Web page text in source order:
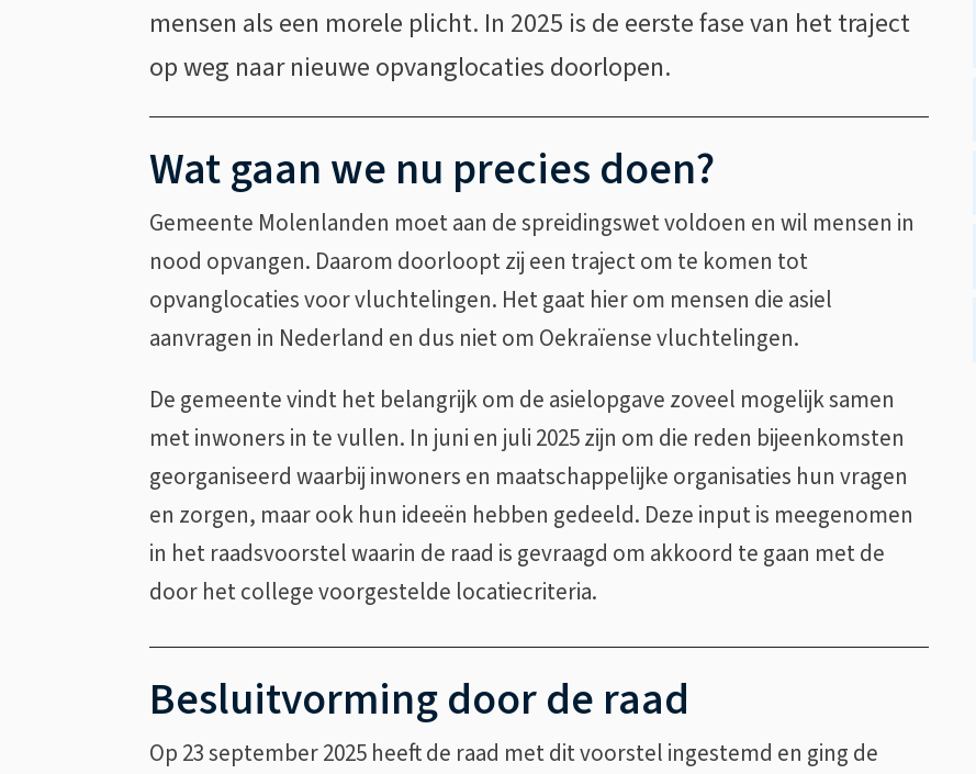
mensen als een morele plicht. In 2025 is de eerste fase van het traject
op weg naar nieuwe opvanglocaties doorlopen.
Wat gaan we nu precies doen?
Gemeente Molenlanden moet aan de spreidingswet voldoen en wil mensen in
nood opvangen. Daarom doorloopt zij een traject om te komen tot
opvanglocaties voor vluchtelingen. Het gaat hier om mensen die asiel
aanvragen in Nederland en dus niet om Oekraïense vluchtelingen.
De gemeente vindt het belangrijk om de asielopgave zoveel mogelijk samen
met inwoners in te vullen. In juni en juli 2025 zijn om die reden bijeenkomsten
georganiseerd waarbij inwoners en maatschappelijke organisaties hun vragen
en zorgen, maar ook hun ideeën hebben gedeeld. Deze input is meegenomen
in het raadsvoorstel waarin de raad is gevraagd om akkoord te gaan met de
door het college voorgestelde locatiecriteria.
Besluitvorming door de raad
Op 23 september 2025 heeft de raad met dit voorstel ingestemd en ging de